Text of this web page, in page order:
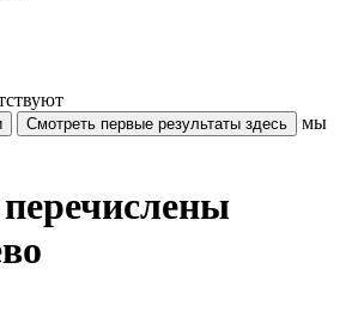
Смотреть первые результаты здесь
мы